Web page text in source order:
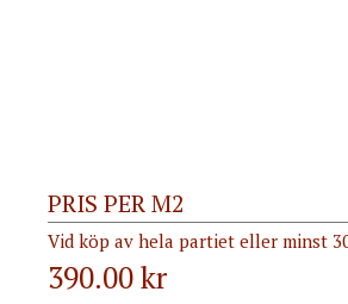
PRIS PER M2
Vid köp av hela partiet eller minst
390.00 kr